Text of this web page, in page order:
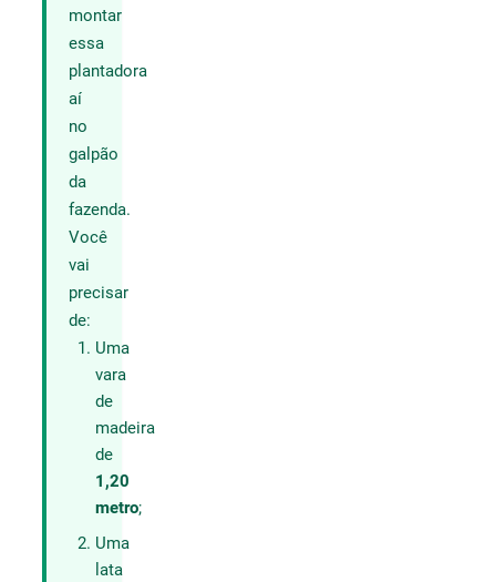
montar
essa
plantadora
aí
no
galpão
da
fazenda.
Você
vai
precisar
de:
Uma
vara
de
madeira
de
1,20
metro;
Uma
lata